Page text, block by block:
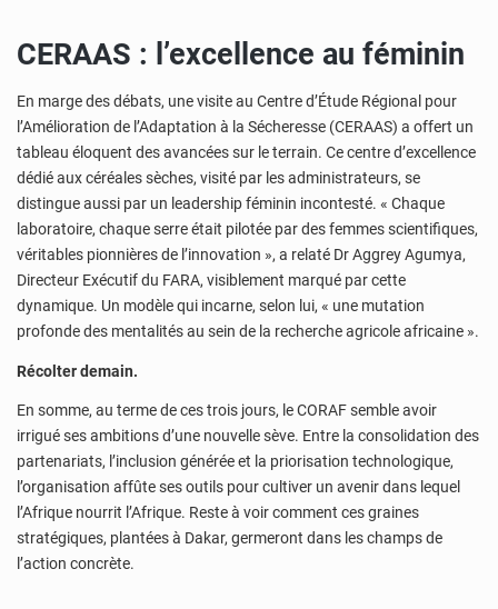
CERAAS : l’excellence au féminin
En marge des débats, une visite au Centre d’Étude Régional pour
l’Amélioration de l’Adaptation à la Sécheresse (CERAAS) a offert un
tableau éloquent des avancées sur le terrain. Ce centre d’excellence
dédié aux céréales sèches, visité par les administrateurs, se
distingue aussi par un leadership féminin incontesté. « Chaque
laboratoire, chaque serre était pilotée par des femmes scientifiques,
véritables pionnières de l’innovation », a relaté Dr Aggrey Agumya,
Directeur Exécutif du FARA, visiblement marqué par cette
dynamique. Un modèle qui incarne, selon lui, « une mutation
profonde des mentalités au sein de la recherche agricole africaine ».
Récolter demain.
En somme, au terme de ces trois jours, le CORAF semble avoir
irrigué ses ambitions d’une nouvelle sève. Entre la consolidation des
partenariats, l’inclusion générée et la priorisation technologique,
l’organisation affûte ses outils pour cultiver un avenir dans lequel
l’Afrique nourrit l’Afrique. Reste à voir comment ces graines
stratégiques, plantées à Dakar, germeront dans les champs de
l’action concrète.